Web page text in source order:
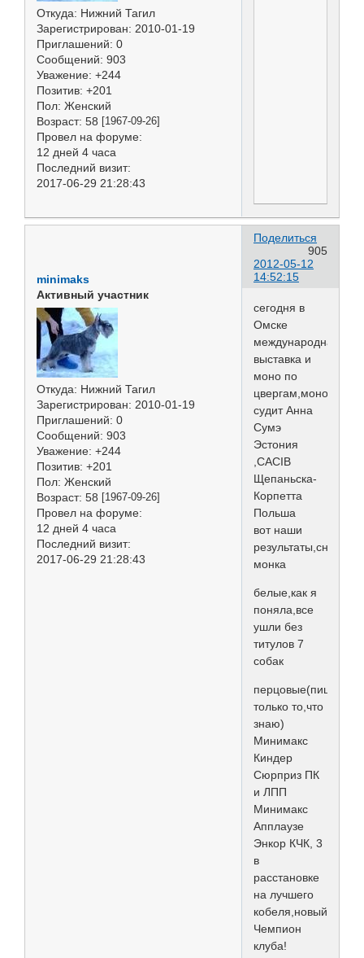
Откуда: Нижний Тагил
Зарегистрирован: 2010-01-19
Приглашений: 0
Сообщений: 903
Уважение: +244
Позитив: +201
Пол: Женский
Возраст: 58 [1967-09-26]
Провел на форуме:
12 дней 4 часа
Последний визит:
2017-06-29 21:28:43
Поделиться
905
2012-05-12
14:52:15
minimaks
Активный участник
Откуда: Нижний Тагил
Зарегистрирован: 2010-01-19
Приглашений: 0
Сообщений: 903
Уважение: +244
Позитив: +201
Пол: Женский
Возраст: 58 [1967-09-26]
Провел на форуме:
12 дней 4 часа
Последний визит:
2017-06-29 21:28:43
сегодня в
Омске
международная
выставка и
моно по
цвергам,моно
судит Анна
Сумэ
Эстония
,CACIB
Щепаньска-
Корпетта
Польша
вот наши
результаты,сначала
монка
белые,как я
поняла,все
ушли без
титулов 7
собак
перцовые(пишу
только то,что
знаю)
Минимакс
Киндер
Сюрприз ПК
и ЛПП
Минимакс
Апплаузе
Энкор КЧК, 3
в
расстановке
на лучшего
кобеля,новый
Чемпион
клуба!